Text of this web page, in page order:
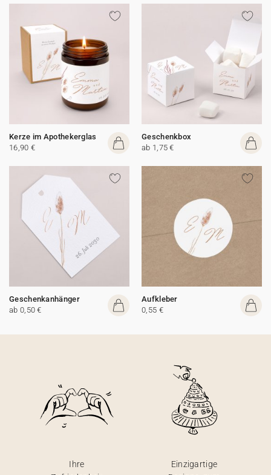
Kerze im Apothekerglas
16,90 €
Geschenkbox
ab 1,75 €
Geschenkanhänger
ab 0,50 €
Aufkleber
0,55 €
Ihre
Einzigartige